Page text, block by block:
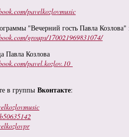
pavelkozlovmusic
"Вечерний гость Павла
groups/170021969831074/
Павла Козлова
pavel.kozlov.10
в группы Вконтакте: